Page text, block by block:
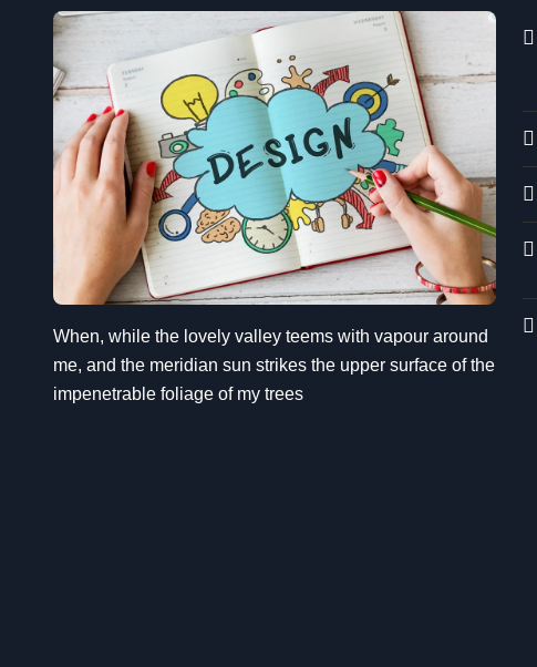
When, while the lovely valley teems with vapour around
me, and the meridian sun strikes the upper surface of the
impenetrable foliage of my trees